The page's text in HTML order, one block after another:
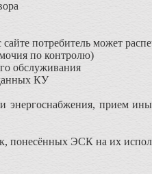
потребитель может
по контролю)
обслуживания
КУ
энергоснабжения, прием
понесённых ЭСК на их